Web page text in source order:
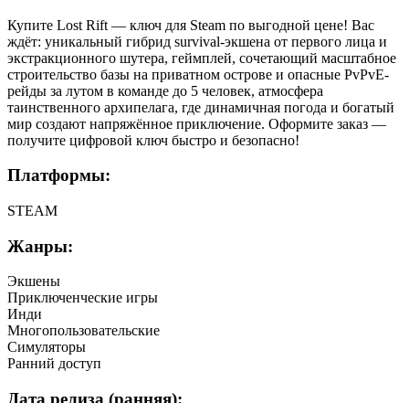
Купите Lost Rift — ключ для Steam по выгодной цене! Вас
ждёт: уникальный гибрид survival-экшена от первого лица и
экстракционного шутера, геймплей, сочетающий масштабное
строительство базы на приватном острове и опасные PvPvE-
рейды за лутом в команде до 5 человек, атмосфера
таинственного архипелага, где динамичная погода и богатый
мир создают напряжённое приключение. Оформите заказ —
получите цифровой ключ быстро и безопасно!
Платформы:
STEAM
Жанры:
Экшены
Приключенческие игры
Инди
Многопользовательские
Симуляторы
Ранний доступ
Дата релиза (ранняя):